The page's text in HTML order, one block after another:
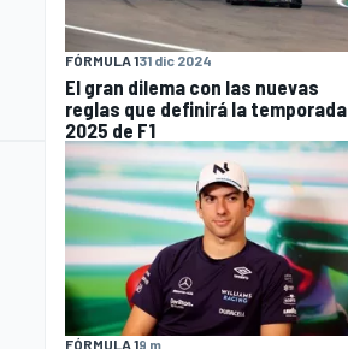
FÓRMULA 131 dic 2024
El gran dilema con las nuevas
reglas que definirá la temporada
2025 de F1
FÓRMULA 19 m